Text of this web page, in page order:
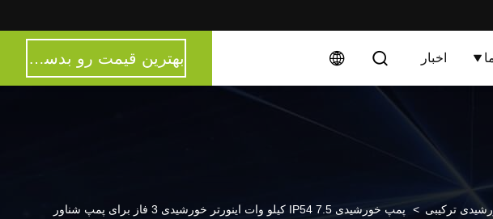
اخبار بهترین قیمت رو بدست بیار
ترکیبی > پمپ خورشیدی IP54 7.5 کیلو وات اینورتر خورشیدی 3 فاز برای پمپ شناور